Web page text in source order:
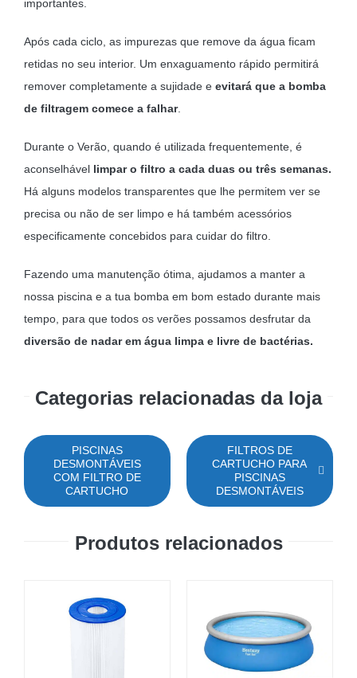
importantes.
Após cada ciclo, as impurezas que remove da água ficam
retidas no seu interior. Um enxaguamento rápido permitirá
remover completamente a sujidade e evitará que a bomba
de filtragem comece a falhar.
Durante o Verão, quando é utilizada frequentemente, é
aconselhável limpar o filtro a cada duas ou três semanas.
Há alguns modelos transparentes que lhe permitem ver se
precisa ou não de ser limpo e há também acessórios
especificamente concebidos para cuidar do filtro.
Fazendo uma manutenção ótima, ajudamos a manter a
nossa piscina e a tua bomba em bom estado durante mais
tempo, para que todos os verões possamos desfrutar da
diversão de nadar em água limpa e livre de bactérias.
Categorias relacionadas da loja
PISCINAS
DESMONTÁVEIS
COM FILTRO DE
CARTUCHO
FILTROS DE
CARTUCHO PARA
PISCINAS
DESMONTÁVEIS
Produtos relacionados